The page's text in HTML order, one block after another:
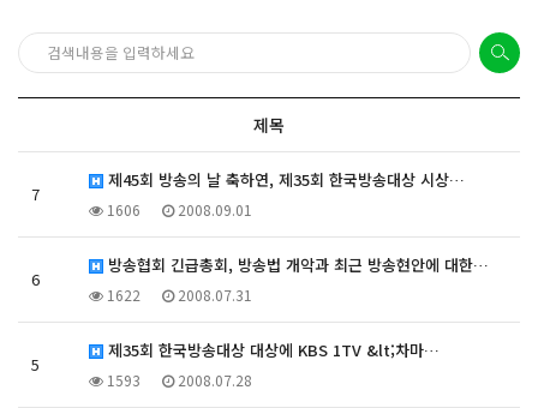
제목
7
제45회 방송의 날 축하연, 제35회 한국방송대상 시상…
1606 2008.09.01
6
방송협회 긴급총회, 방송법 개악과 최근 방송현안에 대한…
1622 2008.07.31
5
제35회 한국방송대상 대상에 KBS 1TV &lt;차마…
1593 2008.07.28